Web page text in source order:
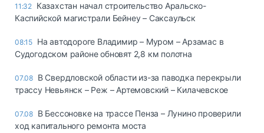
11:32 Казахстан начал строительство Аральско-
Каспийской магистрали Бейнеу – Саксаульск
08:15 На автодороге Владимир – Муром – Арзамас в
Судогодском районе обновят 2,8 км полотна
07.08 В Свердловской области из-за паводка перекрыли
трассу Невьянск – Реж – Артемовский – Килачевское
07.08 В Бессоновке на трассе Пенза – Лунино проверили
ход капитального ремонта моста